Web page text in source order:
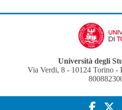
Università degli
Via Verdi, 8 - 10124 Torino -